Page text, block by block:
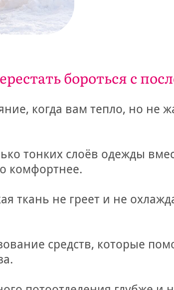
бороться с
когда вам тепло, но не
тонких слоёв одежды
комфортнее.
не греет и не
средств, которые